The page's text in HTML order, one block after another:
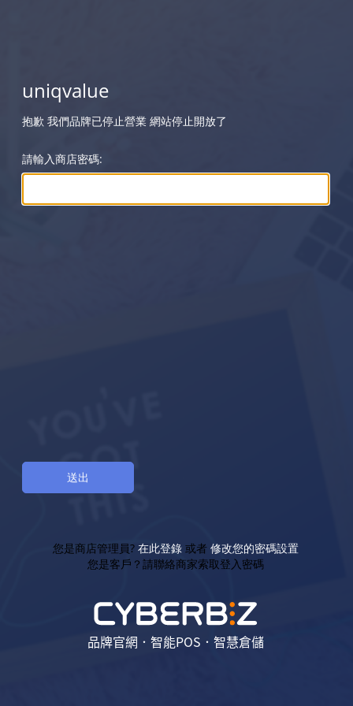
uniqvalue
抱歉 我們品牌已停止營業 網站停止開放了
請輸入商店密碼:
您是商店管理員? 在此登錄 或者 修改您的密碼設置
您是客戶？請聯絡商家索取登入密碼